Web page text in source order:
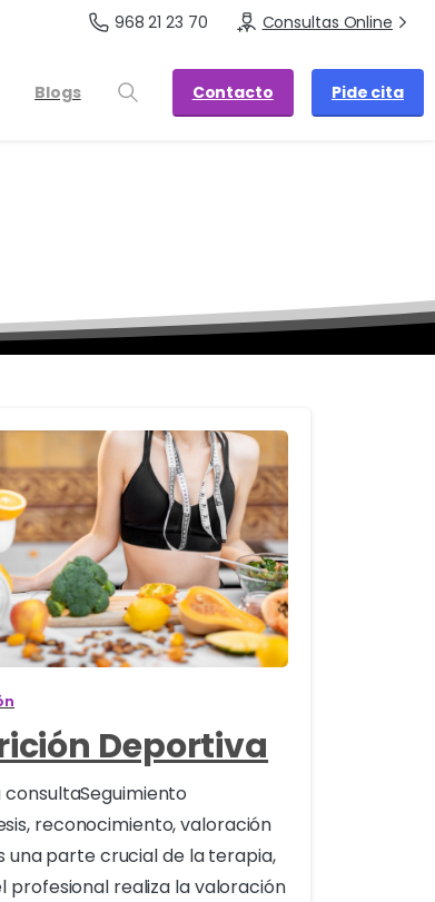
968 21 23 70 Consultas Online
Blogs Contacto Pide cita
3
Deportiva
consultaSeguimiento
reconocimiento, valoración
una parte crucial de la terapia,
profesional realiza la valoración